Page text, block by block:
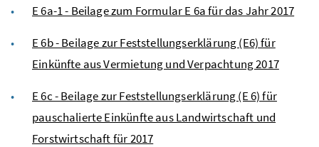
E 6a-1 - Beilage zum Formular E 6a für das Jahr 2017
E 6b - Beilage zur Feststellungserklärung (E6) für
Einkünfte aus Vermietung und Verpachtung 2017
E 6c - Beilage zur Feststellungserklärung (E 6) für
pauschalierte Einkünfte aus Landwirtschaft und
Forstwirtschaft für 2017